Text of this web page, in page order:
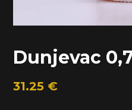
Dunjevac
31.25 €